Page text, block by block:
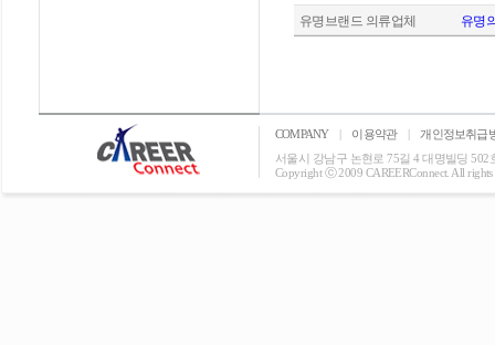
유명브랜드 의류업체
유명
COMPANY | 이용약관 |
개인정보취급
서울시 강남구 논현로 75길 4 대명빌딩 502
Copyright ⓒ 2009 CAREERConnect. All rights